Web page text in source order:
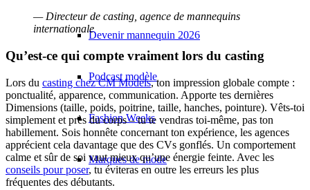
Devenir mannequin 2026
Podcast modèle
Fashion Weeks
Marques de mode
— Directeur de casting, agence de mannequins
internationale
Qu’est-ce qui compte vraiment lors du casting
Lors du casting chez CM Models, ton impression globale compte :
ponctualité, apparence, communication. Apporte tes dernières
Dimensions (taille, poids, poitrine, taille, hanches, pointure). Vêts-toi
simplement et près du corps – tu te vendras toi-même, pas ton
habillement. Sois honnête concernant ton expérience, les agences
apprécient cela davantage que des CVs gonflés. Un comportement
calme et sûr de soi vaut mieux qu’une énergie feinte. Avec les
conseils pour poser, tu éviteras en outre les erreurs les plus
fréquentes des débutants.